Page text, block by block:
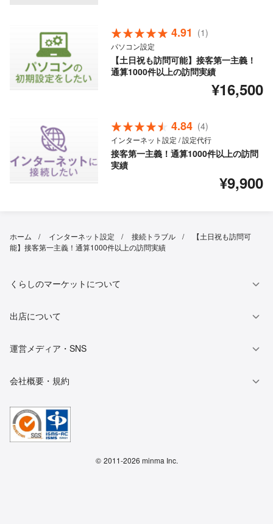
4.91 (1)
パソコン設定
【土日祝も訪問可能】接客第一主義！
通算1000件以上の訪問実績
¥16,500
4.84 (4)
インターネット設定 / 設定代行
接客第一主義！通算1000件以上の訪問
実績
¥9,900
ホーム インターネット設定 接続トラブル
【土日祝も訪問可
能】接客第一主義！通算1000件以上の訪問実績
くらしのマーケットについて
出店について
運営メディア・SNS
会社概要・規約
© 2011-2026 minma Inc.